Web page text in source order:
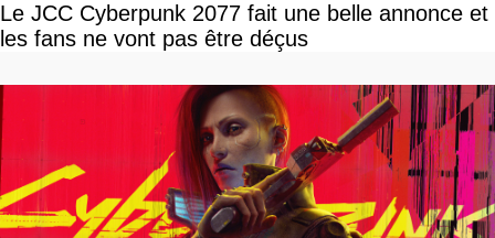
Le JCC Cyberpunk 2077 fait une belle annonce et
les fans ne vont pas être déçus